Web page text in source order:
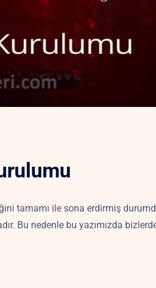
tamamı ile sona erdirmiş
Bu nedenle bu yazımızda